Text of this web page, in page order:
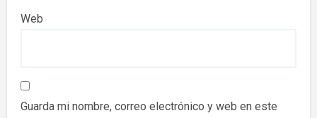
Web
Guarda mi nombre, correo electrónico y web en este